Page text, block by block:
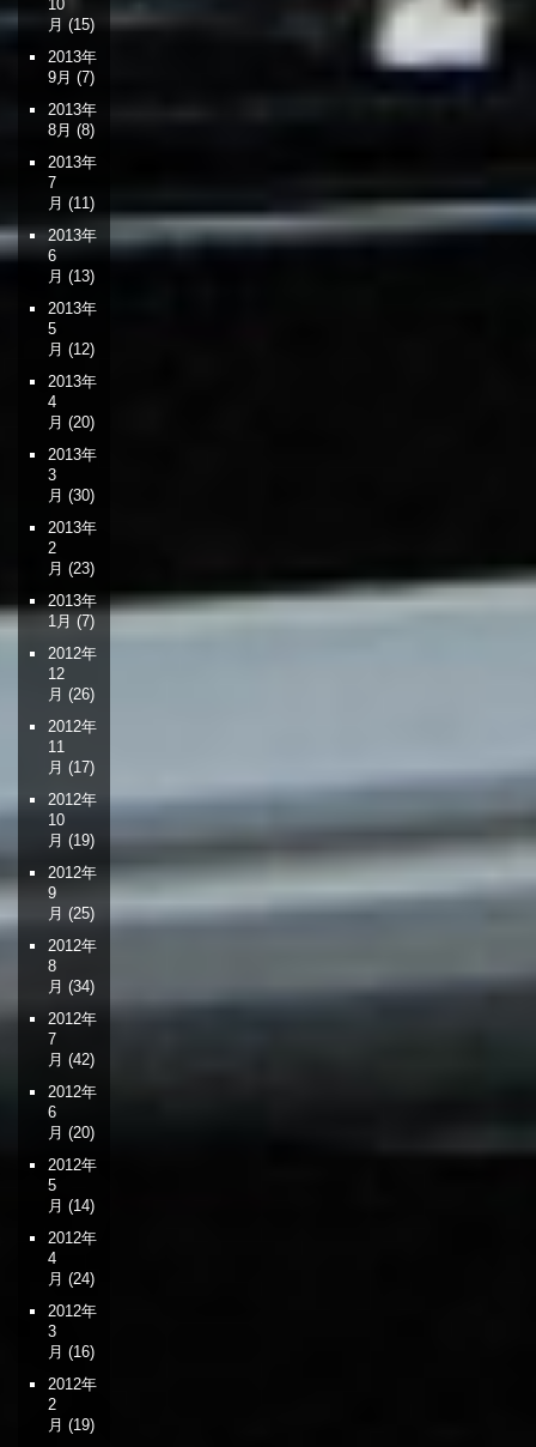
10
月 (15)
2013年
9月 (7)
2013年
8月 (8)
2013年
7
月 (11)
2013年
6
月 (13)
2013年
5
月 (12)
2013年
4
月 (20)
2013年
3
月 (30)
2013年
2
月 (23)
2013年
1月 (7)
2012年
12
月 (26)
2012年
11
月 (17)
2012年
10
月 (19)
2012年
9
月 (25)
2012年
8
月 (34)
2012年
7
月 (42)
2012年
6
月 (20)
2012年
5
月 (14)
2012年
4
月 (24)
2012年
3
月 (16)
2012年
2
月 (19)